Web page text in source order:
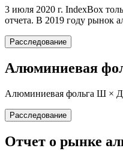
3 июля 2020 г. IndexBox
отчета. В 2019 году рынок
Расследование
Алюминиевая
Алюминиевая фольга Ш × Д
Расследование
Отчет о рынке